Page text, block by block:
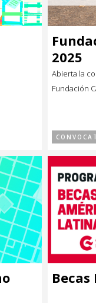
2025
Abierta la
Fundación
Becas